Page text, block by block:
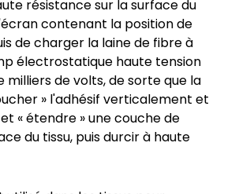
résistance sur la surface du
contenant la position de
de charger la laine de fibre à
électrostatique haute tension
milliers de volts, de sorte que la
» l'adhésif verticalement et
« étendre » une couche de
du tissu, puis durcir à haute